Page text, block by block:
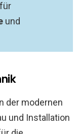
und
der modernen
und Installation